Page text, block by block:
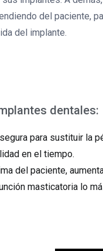
del paciente,
del implante.
dentales:
para sustituir la
en el tiempo.
del paciente,
masticatoria lo